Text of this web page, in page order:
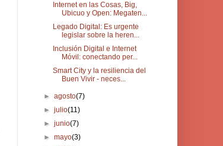
Internet en las Cosas, Big,
Ubicuo y Open: Megaten...
Legado Digital: Es urgente
legislar sobre la heren...
Inclusión Digital e Internet
Móvil: conectando per...
Smart City y la resiliencia del
Buen Vivir - neces...
►agosto(7)
►julio(11)
►junio(7)
►mayo(3)